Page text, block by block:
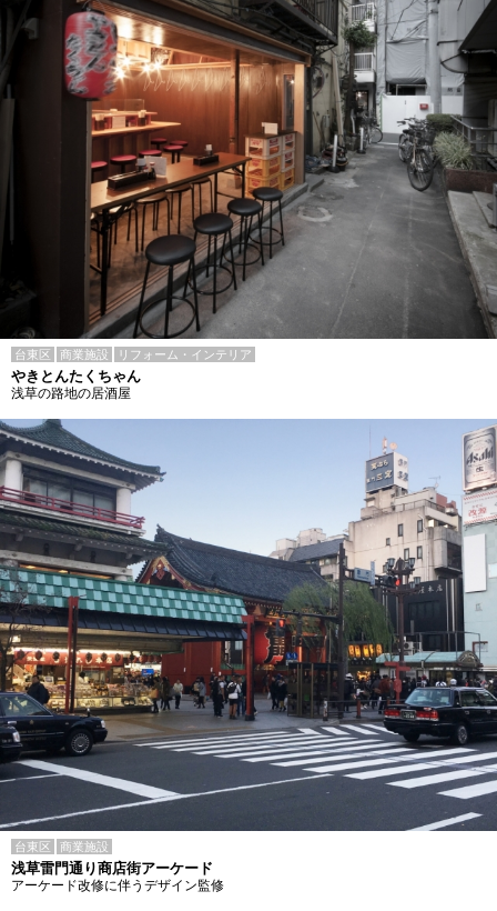
台東区 商業施設 リフォーム・インテリア
やきとんたくちゃん
浅草の路地の居酒屋
台東区 商業施設
浅草雷門通り商店街アーケード
アーケード改修に伴うデザイン監修